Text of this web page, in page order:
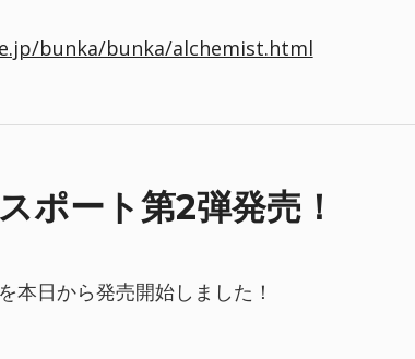
bunka/bunka/alchemist.html
ポート第2弾発売！
本日から発売開始しました！